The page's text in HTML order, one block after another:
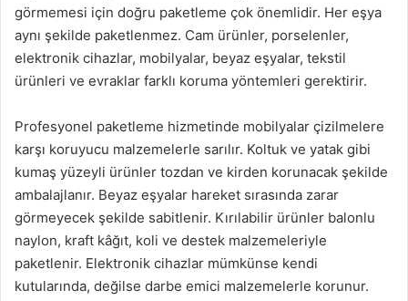
görmemesi için doğru paketleme çok önemlidir. Her eşya
aynı şekilde paketlenmez. Cam ürünler, porselenler,
elektronik cihazlar, mobilyalar, beyaz eşyalar, tekstil
ürünleri ve evraklar farklı koruma yöntemleri gerektirir.
Profesyonel paketleme hizmetinde mobilyalar çizilmelere
karşı koruyucu malzemelerle sarılır. Koltuk ve yatak gibi
kumaş yüzeyli ürünler tozdan ve kirden korunacak şekilde
ambalajlanır. Beyaz eşyalar hareket sırasında zarar
görmeyecek şekilde sabitlenir. Kırılabilir ürünler balonlu
naylon, kraft kâğıt, koli ve destek malzemeleriyle
paketlenir. Elektronik cihazlar mümkünse kendi
kutularında, değilse darbe emici malzemelerle korunur.